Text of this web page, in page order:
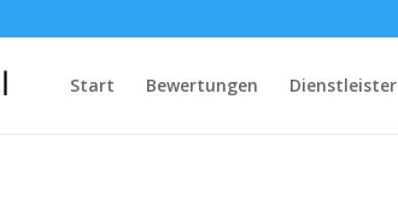
Start Bewertungen Dienstleister